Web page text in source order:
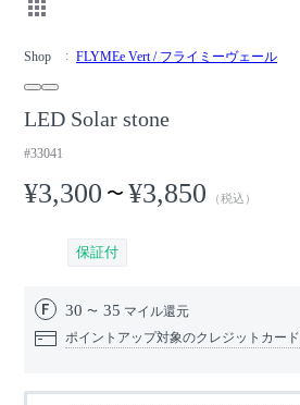
Shop FLYMEe Vert / フライミーヴェール
LED Solar stone
#33041
¥3,300 〜 ¥3,850 （税込）
保証付
30 35 マイル還元
ポイントアップ対象のクレジットカード